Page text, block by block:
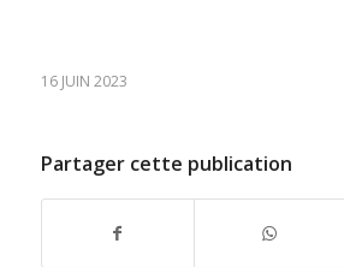
16 JUIN 2023
Partager cette publication